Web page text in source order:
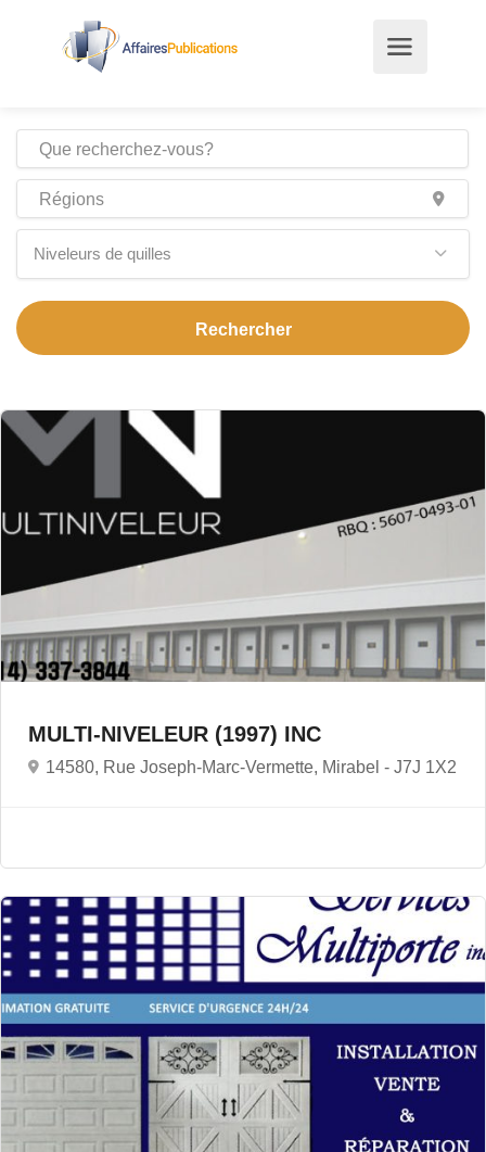
Niveleurs de quilles
MULTI-NIVELEUR (1997) INC
14580, Rue Joseph-Marc-Vermette, Mirabel - J7J 1X2